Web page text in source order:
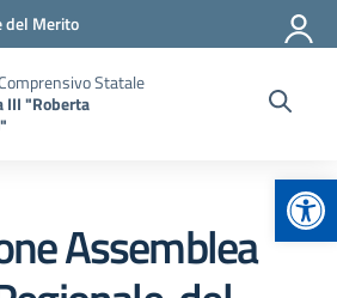
del Merito
Statale
III "Roberta
Assemblea